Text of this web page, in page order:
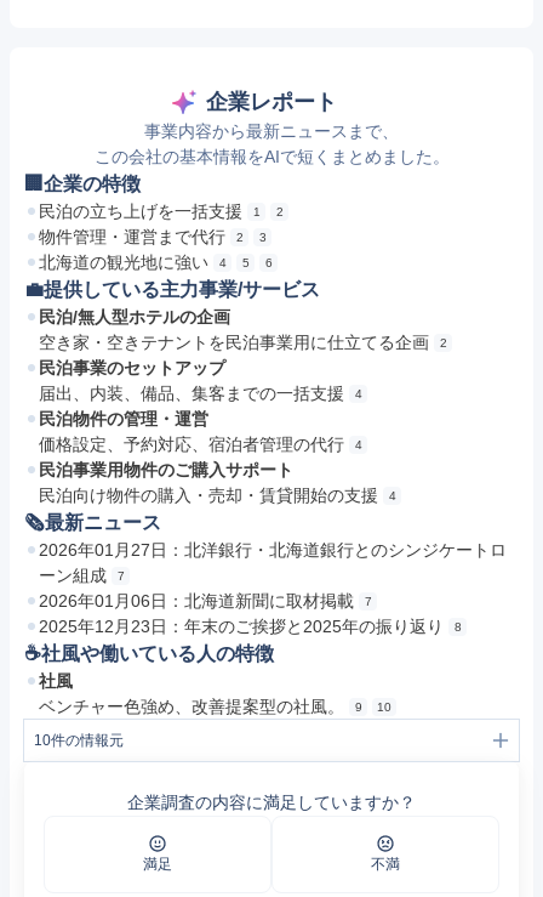
企業レポート
事業内容から最新ニュースまで、
この会社の基本情報をAIで短くまとめました。
🏢企業の特徴
民泊の立ち上げを一括支援 1 2
物件管理・運営まで代行 2 3
北海道の観光地に強い 4 5 6
💼提供している主力事業/サービス
民泊/無人型ホテルの企画
空き家・空きテナントを民泊事業用に仕立てる企画
2
民泊事業のセットアップ
届出、内装、備品、集客までの一括支援
4
民泊物件の管理・運営
価格設定、予約対応、宿泊者管理の代行
4
民泊事業用物件のご購入サポート
民泊向け物件の購入・売却・賃貸開始の支援
4
🗞最新ニュース
2026年01月27日：北洋銀行・北海道銀行とのシンジケートロ
ーン組成
7
2026年01月06日：北海道新聞に取材掲載 7
2025年12月23日：年末のご挨拶と2025年の振り返り 8
☕️社風や働いている人の特徴
社風
ベンチャー色強め、改善提案型の社風。
9 10
10件の情報元
企業調査の内容に満足していますか？
満足 不満